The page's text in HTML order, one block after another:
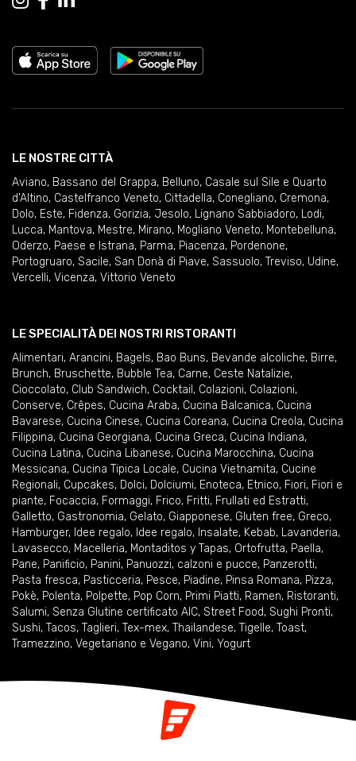
LE NOSTRE CITTÀ
Aviano, Bassano del Grappa, Belluno, Casale sul Sile e Quarto
d'Altino, Castelfranco Veneto, Cittadella, Conegliano, Cremona,
Dolo, Este, Fidenza, Gorizia, Jesolo, Lignano Sabbiadoro, Lodi,
Lucca, Mantova, Mestre, Mirano, Mogliano Veneto, Montebelluna,
Oderzo, Paese e Istrana, Parma, Piacenza, Pordenone,
Portogruaro, Sacile, San Donà di Piave, Sassuolo, Treviso, Udine,
Vercelli, Vicenza, Vittorio Veneto
LE SPECIALITÀ DEI NOSTRI RISTORANTI
Alimentari, Arancini, Bagels, Bao Buns, Bevande alcoliche, Birre,
Brunch, Bruschette, Bubble Tea, Carne, Ceste Natalizie,
Cioccolato, Club Sandwich, Cocktail , Colazioni, Colazioni,
Conserve, Crêpes, Cucina Araba, Cucina Balcanica, Cucina
Bavarese, Cucina Cinese, Cucina Coreana, Cucina Creola, Cucina
Filippina, Cucina Georgiana, Cucina Greca, Cucina Indiana,
Cucina Latina, Cucina Libanese, Cucina Marocchina, Cucina
Messicana, Cucina Tipica Locale, Cucina Vietnamita, Cucine
Regionali, Cupcakes, Dolci, Dolciumi, Enoteca, Etnico, Fiori, Fiori e
piante, Focaccia, Formaggi, Frico, Fritti, Frullati ed Estratti,
Galletto, Gastronomia, Gelato, Giapponese, Gluten free, Greco,
Hamburger, Idee regalo, Idee regalo, Insalate, Kebab, Lavanderia,
Lavasecco, Macelleria, Montaditos y Tapas, Ortofrutta, Paella,
Pane, Panificio, Panini, Panuozzi, calzoni e pucce, Panzerotti,
Pasta fresca, Pasticceria, Pesce, Piadine, Pinsa Romana, Pizza,
Pokè, Polenta, Polpette, Pop Corn, Primi Piatti, Ramen, Ristoranti,
Salumi, Senza Glutine certificato AIC, Street Food, Sughi Pronti,
Sushi, Tacos, Taglieri, Tex-mex, Thailandese, Tigelle, Toast,
Tramezzino, Vegetariano e Vegano, Vini, Yogurt